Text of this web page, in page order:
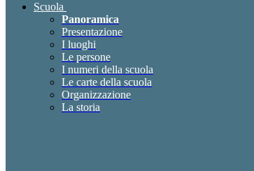
Scuola
Panoramica
Presentazione
I luoghi
Le persone
I numeri della scuola
Le carte della scuola
Organizzazione
La storia